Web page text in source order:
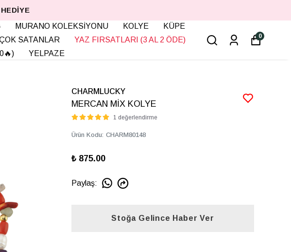
MURANO KOLEKSİYONU KOLYE
KÜPE
SATANLAR
YAZ FIRSATLARI (3 AL 2 ÖDE)
YELPAZE
0
CHARMLUCKY
MERCAN MİX KOLYE
1 değerlendirme
Ürün Kodu: CHARM80148
₺ 875.00
Paylaş:
Stoğa Gelince Haber Ver